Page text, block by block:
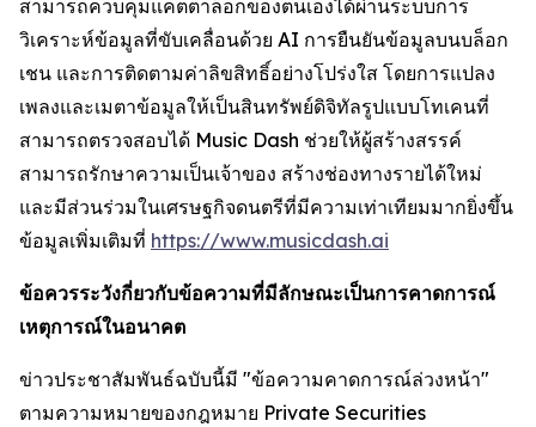
สามารถควบคุมแคตตาล็อกของตนเองได้ผ่านระบบการ
วิเคราะห์ข้อมูลที่ขับเคลื่อนด้วย AI การยืนยันข้อมูลบนบล็อก
เชน และการติดตามค่าลิขสิทธิ์อย่างโปร่งใส โดยการแปลง
เพลงและเมตาข้อมูลให้เป็นสินทรัพย์ดิจิทัลรูปแบบโทเคนที่
สามารถตรวจสอบได้ Music Dash ช่วยให้ผู้สร้างสรรค์
สามารถรักษาความเป็นเจ้าของ สร้างช่องทางรายได้ใหม่
และมีส่วนร่วมในเศรษฐกิจดนตรีที่มีความเท่าเทียมมากยิ่งขึ้น
ข้อมูลเพิ่มเติมที่ https://www.musicdash.ai
ข้อควรระวังกี่ยวกับข้อความที่มีลักษณะเป็นการคาดการณ์
เหตุการณ์ในอนาคต
ข่าวประชาสัมพันธ์ฉบับนี้มี "ข้อความคาดการณ์ล่วงหน้า"
ตามความหมายของกฎหมาย Private Securities